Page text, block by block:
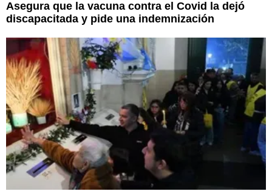
Asegura que la vacuna contra el Covid la dejó
discapacitada y pide una indemnización